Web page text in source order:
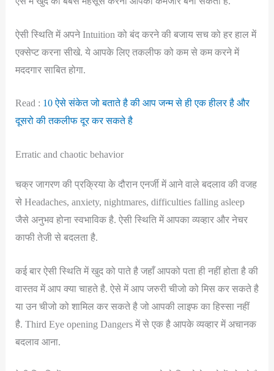
ऐसी स्थिति में अपने Intuition को बंद करने की बजाय सच को हर हाल में
एक्सेप्ट करना सीखे. ये आपके लिए तकलीफ को कम से कम करने में
मददगार साबित होगा.
Read : 10 ऐसे संकेत जो बताते है की आप जन्म से ही एक हीलर है और
दूसरो की तकलीफ दूर कर सकते है
Erratic and chaotic behavior
चक्र जागरण की प्रक्रिया के दौरान एनर्जी में आने वाले बदलाव की वजह
से Headaches, anxiety, nightmares, difficulties falling asleep
जैसे अनुभव होना स्वभाविक है. ऐसी स्थिति में आपका व्यव्हार और नेचर
काफी तेजी से बदलता है.
कई बार ऐसी स्थिति में खुद को पाते है जहाँ आपको पता ही नहीं होता है की
वास्तव में आप क्या चाहते है. ऐसे में आप जरुरी चीजो को मिस कर सकते है
या उन चीजो को शामिल कर सकते है जो आपकी लाइफ का हिस्सा नहीं
है. Third Eye opening Dangers में से एक है आपके व्यव्हार में अचानक
बदलाव आना.